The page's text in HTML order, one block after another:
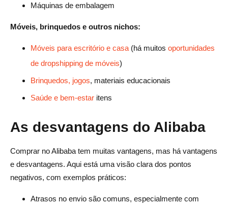
Máquinas de embalagem
Móveis, brinquedos e outros nichos:
Móveis para escritório e casa (há muitos oportunidades
de dropshipping de móveis)
Brinquedos, jogos, materiais educacionais
Saúde e bem-estar itens
As desvantagens do Alibaba
Comprar no Alibaba tem muitas vantagens, mas há vantagens
e desvantagens. Aqui está uma visão clara dos pontos
negativos, com exemplos práticos:
Atrasos no envio são comuns, especialmente com